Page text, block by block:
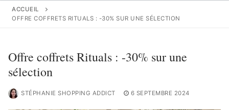
ACCUEIL
OFFRE COFFRETS RITUALS : -30% SUR UNE SÉLECTION
Offre coffrets Rituals : -30% sur une
sélection
STÉPHANIE SHOPPING ADDICT 6 SEPTEMBRE 2024